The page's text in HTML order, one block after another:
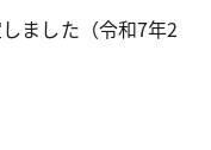
ました（令和7年2